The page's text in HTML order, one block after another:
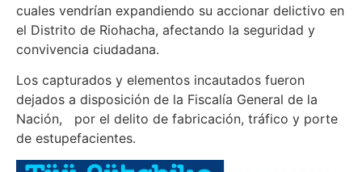
cuales vendrían expandiendo su accionar delictivo en
el Distrito de Riohacha, afectando la seguridad y
convivencia ciudadana.
Los capturados y elementos incautados fueron
dejados a disposición de la Fiscalía General de la
Nación, por el delito de fabricación, tráfico y porte
de estupefacientes.